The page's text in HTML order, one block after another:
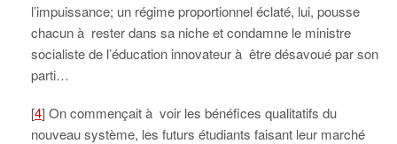
l’impuissance; un régime proportionnel éclaté, lui, pousse
chacun à rester dans sa niche et condamne le ministre
socialiste de l’éducation innovateur à être désavoué par son
parti…
[4] On commençait à voir les bénéfices qualitatifs du
nouveau système, les futurs étudiants faisant leur marché